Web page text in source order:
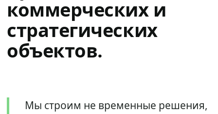
коммерческих и
стратегических
объектов.
Мы строим не временные решения,